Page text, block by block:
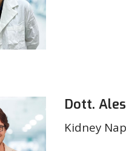
Dott.
Kidney